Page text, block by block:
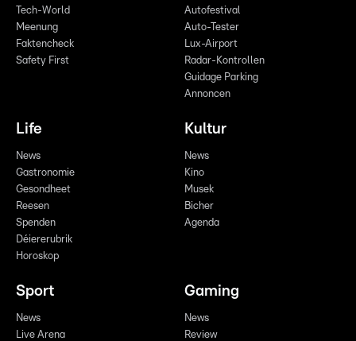
Tech-World
Meenung
Faktencheck
Safety First
Autofestival
Auto-Tester
Lux-Airport
Radar-Kontrollen
Guidage Parking
Annoncen
Life
News
Gastronomie
Gesondheet
Reesen
Spenden
Déiererubrik
Horoskop
Kultur
News
Kino
Musek
Bicher
Agenda
Sport
News
Live Arena
Gaming
News
Review